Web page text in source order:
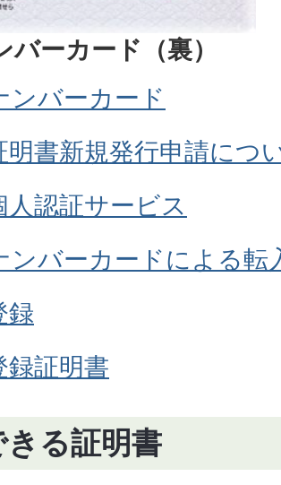
バーカード（裏）
ンバーカード
明書新規発行申請につ
人認証サービス
ンバーカードによる転
録
録証明書
きる証明書